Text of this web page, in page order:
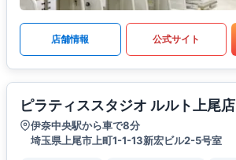
店舗情報 公式サイト
ピラティススタジオ ルルト上尾店
伊奈中央駅から車で8分
埼玉県上尾市上町1-1-13新宏ビル2-5号室